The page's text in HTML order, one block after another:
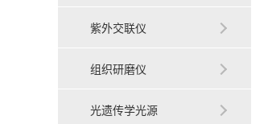
紫外交联仪
组织研磨仪
光遗传学光源